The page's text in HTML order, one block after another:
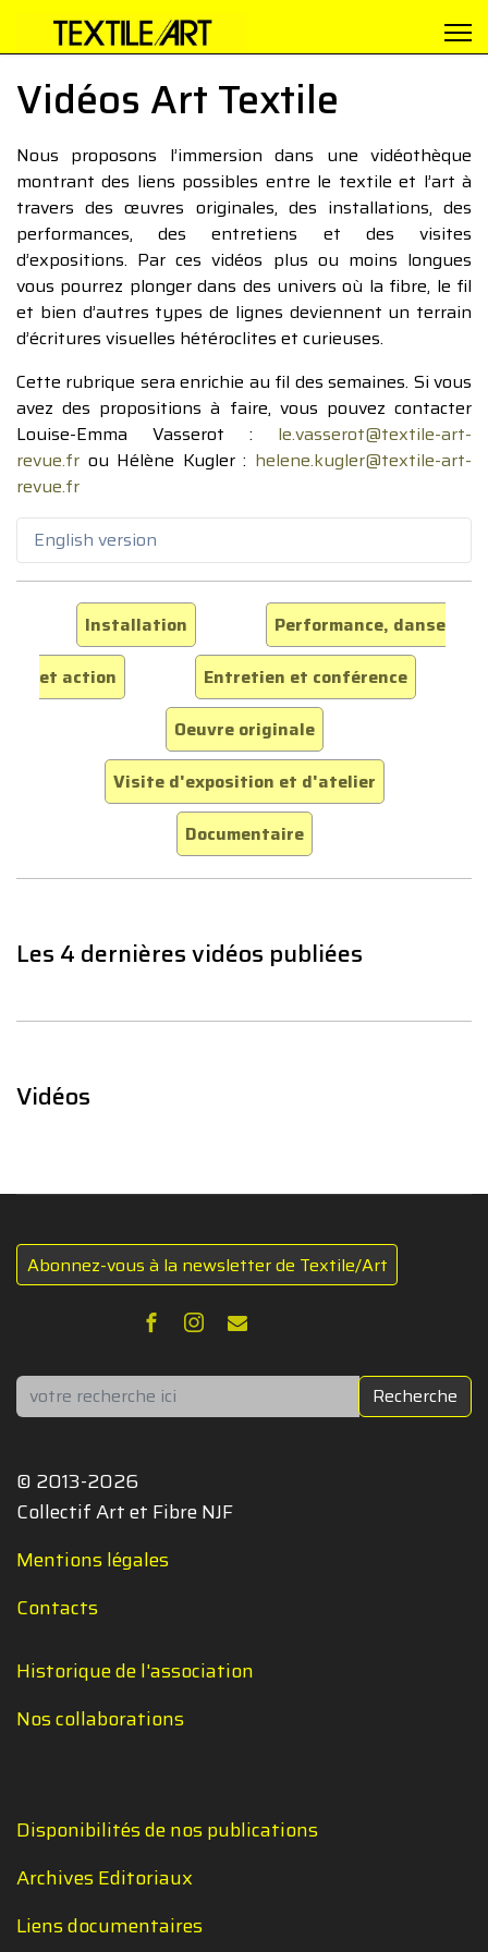
Vidéos Art Textile
Nous proposons l’immersion dans une vidéothèque
montrant des liens possibles entre le textile et l’art à
travers des œuvres originales, des installations, des
performances, des entretiens et des visites
d’expositions. Par ces vidéos plus ou moins longues
vous pourrez plonger dans des univers où la fibre, le fil
et bien d’autres types de lignes deviennent un terrain
d’écritures visuelles hétéroclites et curieuses.
Cette rubrique sera enrichie au fil des semaines. Si vous
avez des propositions à faire, vous pouvez contacter
Louise-Emma Vasserot : le.vasserot@textile-art-
revue.fr ou Hélène Kugler : helene.kugler@textile-art-
revue.fr
English version
Installation
Performance, danse
et action
Entretien et conférence
Oeuvre originale
Visite d'exposition et d'atelier
Documentaire
Les 4 dernières vidéos publiées
Vidéos
Abonnez-vous à la newsletter de Textile/Art
Rechercher Recherche
© 2013-2026
Collectif Art et Fibre NJF
Mentions légales
Contacts
Historique de l'association
Nos collaborations
Disponibilités de nos publications
Archives Editoriaux
Liens documentaires